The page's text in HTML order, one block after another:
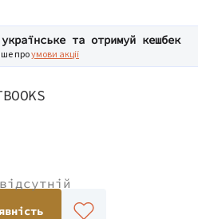
та отримуй кешбек
проумови акції